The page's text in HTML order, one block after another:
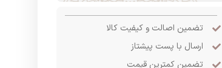
تضمین اصالت و کیفیت کالا
ارسال با پست پیشتاز
تضمین کمترین قیمت